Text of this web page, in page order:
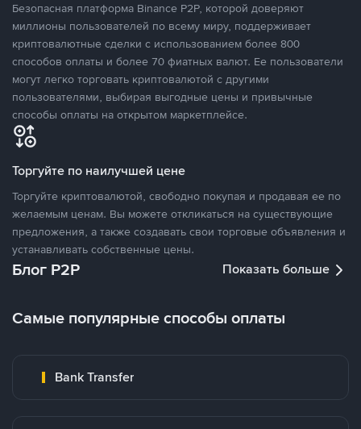
Безопасная платформа Binance P2P, которой доверяют
миллионы пользователей по всему миру, поддерживает
криптовалютные сделки с использованием более 800
способов оплаты и более 70 фиатных валют. Ее пользователи
могут легко торговать криптовалютой с другими
пользователями, выбирая выгодные цены и привычные
способы оплаты на открытом маркетплейсе.
Торгуйте по наилучшей цене
Торгуйте криптовалютой, свободно покупая и продавая ее по
желаемым ценам. Вы можете откликаться на существующие
предложения, а также создавать свои торговые объявления и
устанавливать собственные цены.
Блог P2P Показать больше
Самые популярные способы оплаты
Bank Transfer